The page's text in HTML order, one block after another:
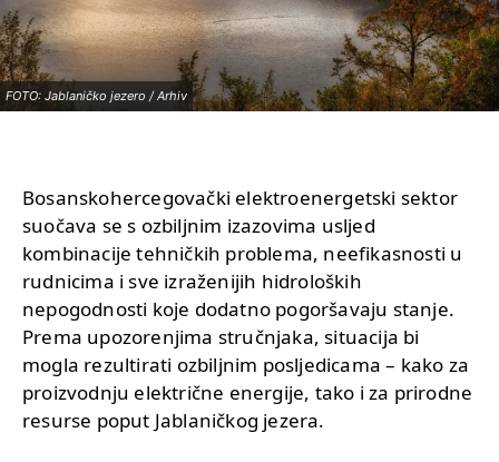
FOTO: Jablaničko jezero / Arhiv
Bosanskohercegovački elektroenergetski sektor
suočava se s ozbiljnim izazovima usljed
kombinacije tehničkih problema, neefikasnosti u
rudnicima i sve izraženijih hidroloških
nepogodnosti koje dodatno pogoršavaju stanje.
Prema upozorenjima stručnjaka, situacija bi
mogla rezultirati ozbiljnim posljedicama – kako za
proizvodnju električne energije, tako i za prirodne
resurse poput Jablaničkog jezera.